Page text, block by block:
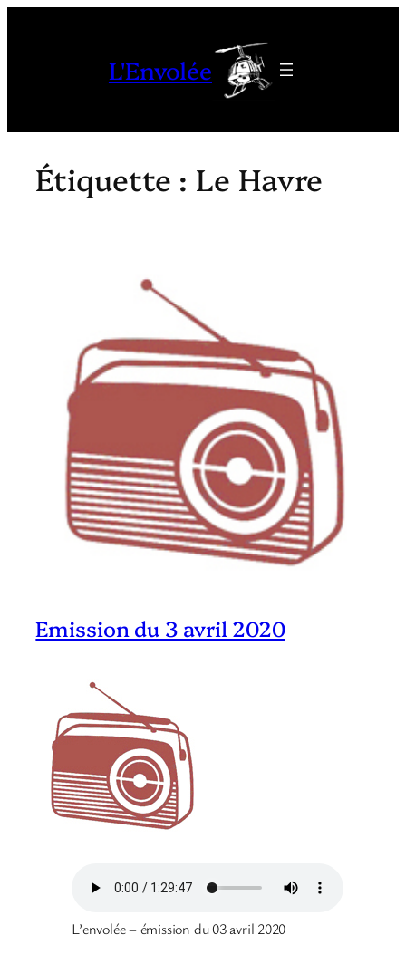
L'Envolée
Étiquette : Le Havre
Emission du 3 avril 2020
L’envolée – émission du 03 avril 2020